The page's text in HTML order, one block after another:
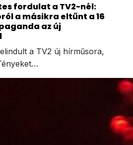
fordulat a TV2-nél:
a másikra eltűnt a 16
az új
a TV2 új hírműsora,